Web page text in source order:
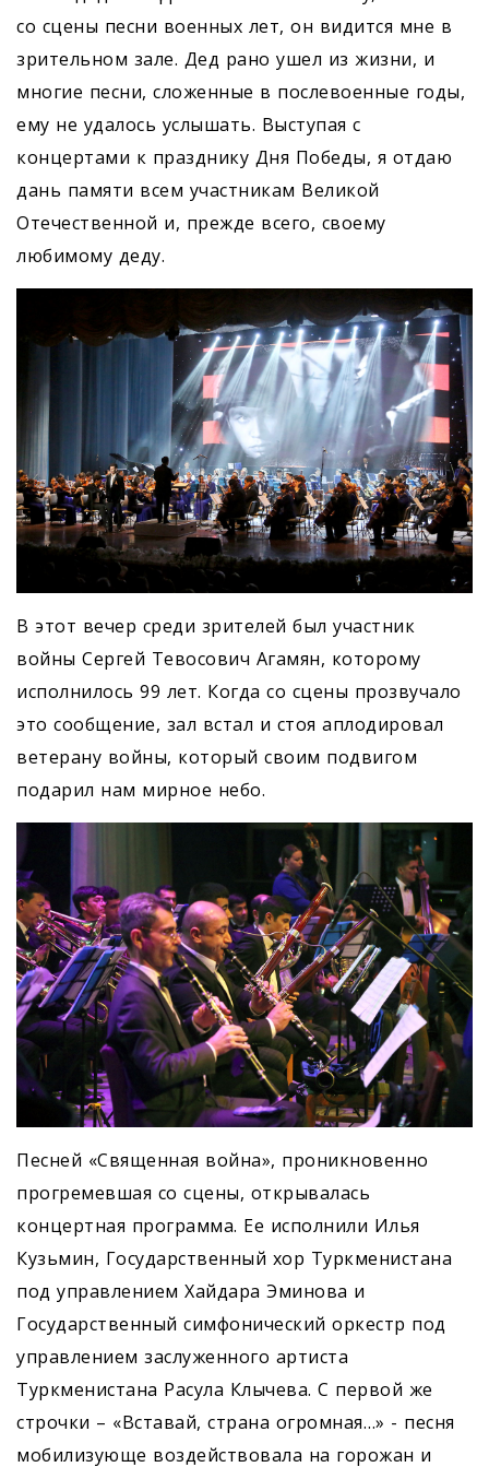
со сцены песни военных лет, он видится мне в
зрительном зале. Дед рано ушел из жизни, и
многие песни, сложенные в послевоенные годы,
ему не удалось услышать. Выступая с
концертами к празднику Дня Победы, я отдаю
дань памяти всем участникам Великой
Отечественной и, прежде всего, своему
любимому деду.
В этот вечер среди зрителей был участник
войны Сергей Тевосович Агамян, которому
исполнилось 99 лет. Когда со сцены прозвучало
это сообщение, зал встал и стоя аплодировал
ветерану войны, который своим подвигом
подарил нам мирное небо.
Песней «Священная война», проникновенно
прогремевшая со сцены, открывалась
концертная программа. Ее исполнили Илья
Кузьмин, Государственный хор Туркменистана
под управлением Хайдара Эминова и
Государственный симфонический оркестр под
управлением заслуженного артиста
Туркменистана Расула Клычева. С первой же
строчки – «Вставай, страна огромная…» - песня
мобилизующе воздействовала на горожан и